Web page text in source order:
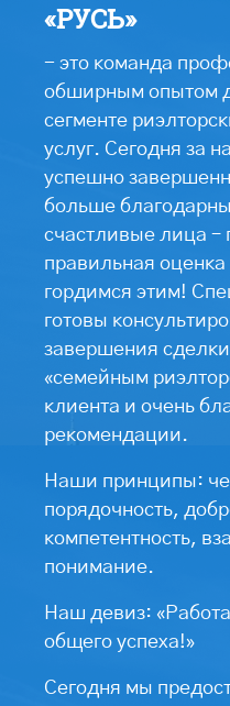
«РУСЬ»
- это команда
обширным опытом
сегменте
услуг. Сегодня за
успешно
больше
счастливые лица –
правильная
гордимся этим!
готовы
завершения
«семейным
клиента и очень
рекомендации.
Наши принципы:
порядочность,
компетентность,
понимание.
Наш девиз:
общего успеха!»
Сегодня мы